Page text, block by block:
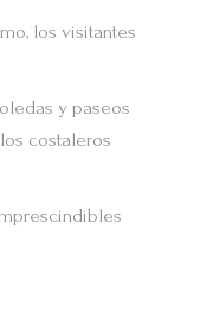
los visitantes
y paseos
costaleros